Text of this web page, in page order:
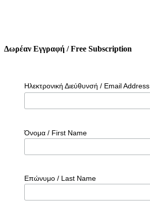
Δωρέαν Εγγραφή / Free Subscription
Ηλεκτρονική Διεύθυνσή / Email Address
Όνομα / First Name
Επώνυμο / Last Name